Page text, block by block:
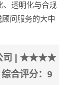
、透明化与合规
问服务的大中
公司 | ★★★★
合评分：9